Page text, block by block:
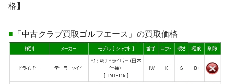
格】
■ 「中古クラブ買取ゴルフエース」の買取価格